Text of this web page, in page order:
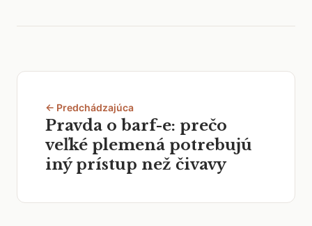
← Predchádzajúca
Pravda o barf-e: prečo
veľké plemená potrebujú
iný prístup než čivavy